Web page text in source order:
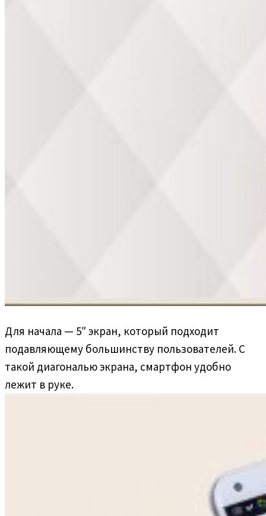
Для начала — 5″ экран, который подходит
подавляющему большинству пользователей. С
такой диагональю экрана, смартфон удобно
лежит в руке.